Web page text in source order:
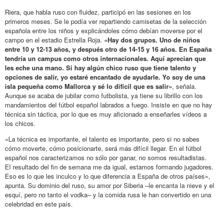
Riera, que habla ruso con fluidez, participó en las sesiones en los
primeros meses. Se le podía ver repartiendo camisetas de la selección
española entre los niños y explicándoles cómo debían moverse por el
campo en el estadio Estrella Roja. «Hay dos grupos. Uno de niños
entre 10 y 12-13 años, y después otro de 14-15 y 16 años. En España
tendría un campus como otros internacionales. Aquí aprecian que
les eche una mano. Si hay algún chico ruso que tiene talento y
opciones de salir, yo estaré encantado de ayudarle. Yo soy de una
isla pequeña como Mallorca y sé lo difícil que es salir», señala.
Aunque se acaba de jubilar como futbolista, ya tiene su librillo con los
mandamientos del fútbol español labrados a fuego. Insiste en que no hay
técnica sin táctica, por lo que es muy aficionado a enseñarles vídeos a
los chicos.
«La técnica es importante, el talento es importante, pero si no sabes
cómo moverte, cómo posicionarte, será más difícil llegar. En el fútbol
español nos caracterizamos no sólo por ganar, no somos resultadistas.
El resultado del fin de semana me da igual, estamos formando jugadores.
Eso es lo que les inculco y lo que diferencia a España de otros países»,
apunta. Su dominio del ruso, su amor por Siberia –le encanta la nieve y el
esquí, pero no tanto el vodka– y la comida rusa le han convertido en una
celebridad en este país.